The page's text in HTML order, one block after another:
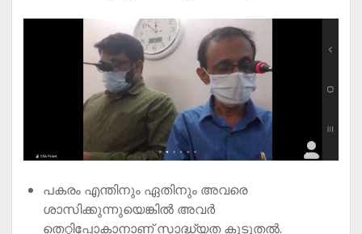
പകരം എന്തിനും ഏതിനും അവരെ
ശാസിക്കുന്നുയെങ്കിൽ അവർ
തെറ്റിപ്പോകാനാണ് സാദ്ധ്യത കൂടുതൽ.